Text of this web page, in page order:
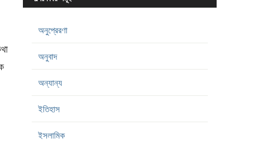
অনুপ্রেরণা
অনুবাদ
অন্যান্য
ইতিহাস
ইসলামিক